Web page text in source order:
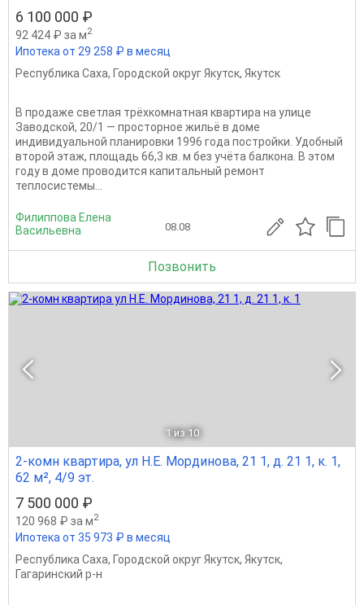
6 100 000 ₽
92 424 ₽ за м2
Ипотека от 29 258 ₽ в месяц
Республика Саха, Городской округ Якутск, Якутск
В продаже светлая трёхкомнатная квартира на улице
Заводской, 20/1 — просторное жильё в доме
индивидуальной планировки 1996 года постройки. Удобный
второй этаж, площадь 66,3 кв. м без учёта балкона. В этом
году в доме проводится капитальный ремонт
теплосистемы...
Филиппова Елена
Васильевна
08.08
Позвонить
1 из 10
2-комн квартира, ул Н.Е. Мординова, 21 1, д. 21 1, к. 1,
62 м², 4/9 эт.
7 500 000 ₽
120 968 ₽ за м2
Ипотека от 35 973 ₽ в месяц
Республика Саха, Городской округ Якутск, Якутск,
Гагаринский р-н